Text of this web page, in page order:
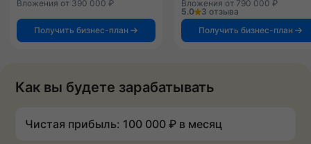
Вложения от 390 000 ₽
Получить бизнес-план
Вложения от 790 000 ₽
5.0
3 отзыва
Получить бизнес-план
Как вы будете зарабатывать
Чистая прибыль: 100 000 ₽ в месяц